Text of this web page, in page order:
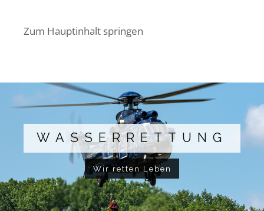
Zum Hauptinhalt springen
WASSERRETTUNG
Wir retten Leben